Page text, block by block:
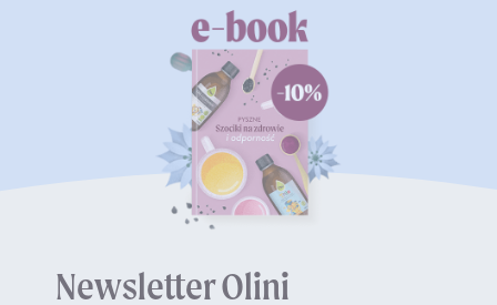
Newsletter Olini